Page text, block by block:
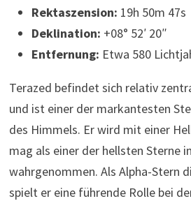
Rektaszension: 19h 50m 47s
Deklination: +08° 52′ 20″
Entfernung: Etwa 580
Terazed befindet sich relativ
und ist einer der markantesten
des Himmels. Er wird mit einer
mag als einer der hellsten Sterne
wahrgenommen. Als Alpha-Stern
spielt er eine führende Rolle bei